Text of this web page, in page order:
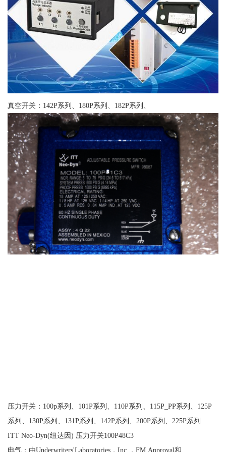
真空开关：142P系列、180P系列、182P系列、
压力开关：100p系列、101P系列、110P系列、115P_PP系列、125P
系列、130P系列、131P系列、142P系列、200P系列、225P系列
ITT Neo-Dyn(纽达因) 压力开关100P48C3
电气：由Underwriters'Laboratories，Inc.，FM Approval和